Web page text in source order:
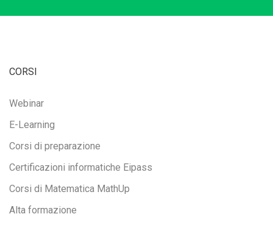
CORSI
Webinar
E-Learning
Corsi di preparazione
Certificazioni informatiche Eipass
Corsi di Matematica MathUp
Alta formazione